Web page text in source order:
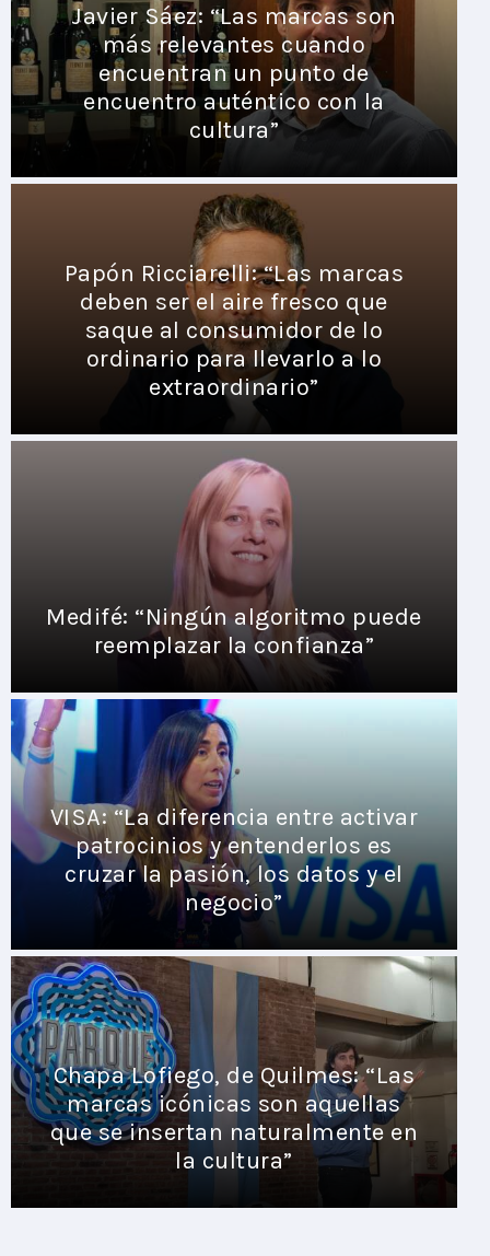
Javier Sáez: “Las marcas son
más relevantes cuando
encuentran un punto de
encuentro auténtico con la
cultura”
Papón Ricciarelli: “Las marcas
deben ser el aire fresco que
saque al consumidor de lo
ordinario para llevarlo a lo
extraordinario”
Medifé: “Ningún algoritmo puede
reemplazar la confianza”
VISA: “La diferencia entre activar
patrocinios y entenderlos es
cruzar la pasión, los datos y el
negocio”
Chapa Lofiego, de Quilmes: “Las
marcas icónicas son aquellas
que se insertan naturalmente en
la cultura”